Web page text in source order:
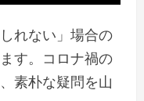
れない」場合の
す。コロナ禍の
素朴な疑問を山